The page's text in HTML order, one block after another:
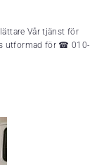
Vår tjänst för
utformad för ☎ 010-